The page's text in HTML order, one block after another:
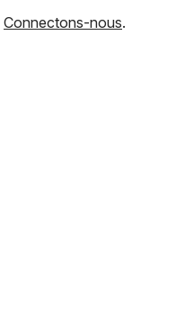
Connectons-nous.